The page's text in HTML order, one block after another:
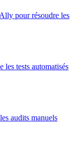
pour résoudre les
les tests automatisés
audits manuels